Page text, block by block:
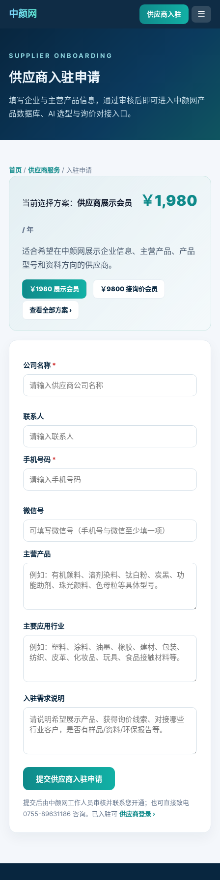
中颜网 供应商入驻 ☰
SUPPLIER ONBOARDING
供应商入驻申请
填写企业与主营产品信息，通过审核后即可进入中颜网产
品数据库、AI 选型与询价对接入口。
首页 / 供应商服务 / 入驻申请
当前选择方案： 供应商展示会员 ￥1,980
/ 年
适合希望在中颜网展示企业信息、主营产品、产品
型号和资料方向的供应商。
￥1980 展示会员 ￥9800 接询价会员
查看全部方案 ›
公司名称 *
联系人
手机号码 *
微信号
主营产品
主要应用行业
入驻需求说明
提交供应商入驻申请
提交后由中颜网工作人员审核并联系您开通；也可直接致电
0755-89631186 咨询。已入驻可 供应商登录 ›